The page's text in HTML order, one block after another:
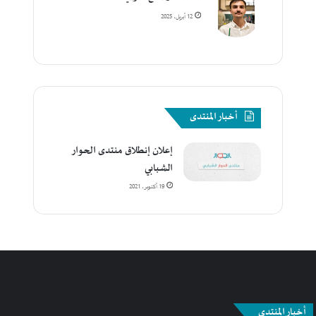
12 أبريل، 2025
أخبار المنتدى
إعلان إنطلاق منتدى الحوار
الشبابي
19 أكتوبر، 2021
أخبار المنتدى